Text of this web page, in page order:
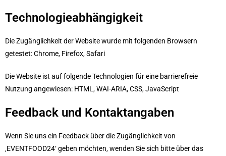
Technologieabhängigkeit
Die Zugänglichkeit der Website wurde mit folgenden Browsern
getestet: Chrome, Firefox, Safari
Die Website ist auf folgende Technologien für eine barrierefreie
Nutzung angewiesen: HTML, WAI-ARIA, CSS, JavaScript
Feedback und Kontaktangaben
Wenn Sie uns ein Feedback über die Zugänglichkeit von
‚EVENTFOOD24‘ geben möchten, wenden Sie sich bitte über das